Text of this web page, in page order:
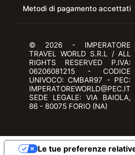
Metodi di pagamento accettati
© 2026 - IMPERATORE
TRAVEL WORLD S.R.L / ALL
RIGHTS RESERVED P.IVA:
06206081215 - CODICE
UNIVOCO: CMBAR97 - PEC:
IMPERATOREWORLD@PEC.IT
SEDE LEGALE: VIA BAIOLA,
86 - 80075 FORIO (NA)
Le tue preferenze